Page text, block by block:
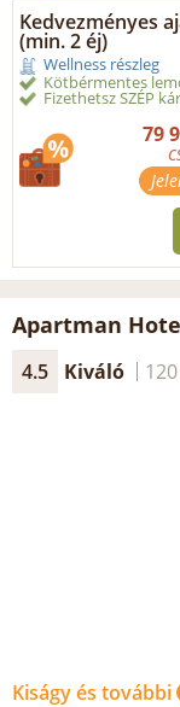
Kedvezményes
(min. 2 éj)
Wellness részleg
Kötbérmentes
Fizethetsz SZÉP
79
Apartman
4.5 Kiváló
Kiságy és további